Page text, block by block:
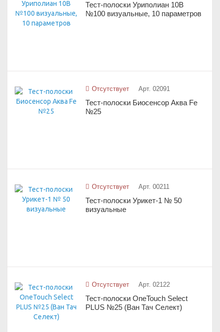
Тест-полоски Уриполиан 10B
№100 визуальные, 10 параметров
Отсутствует Арт. 02091
Тест-полоски Биосенсор Аква Fe
№25
Отсутствует Арт. 00211
Тест-полоски Урикет-1 № 50
визуальные
Отсутствует Арт. 02122
Тест-полоски OneTouch Select
PLUS №25 (Ван Тач Селект)